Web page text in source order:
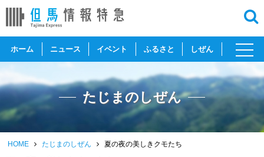
ホーム ニュース イベント ふるさと しぜん
toggle
たじまのしぜん
HOME たじまのしぜん 夏の夜の美しきクモたち